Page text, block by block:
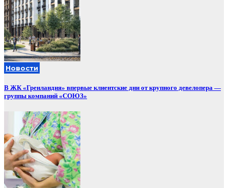
Новости
В ЖК «Гренландия» впервые клиентские дни от крупного девелопера —
группы компаний «СОЮЗ»